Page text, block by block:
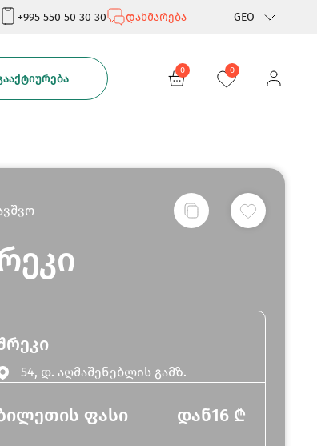
+995 550 50 30 30 დახმარება GEO
Rus
0 0
54, დ. აღმაშენებლის გამზ.
ფასი დან16 ₾